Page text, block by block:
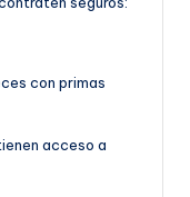
con primas
acceso a